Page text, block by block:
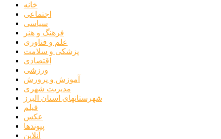
خانه
اجتماعی
سیاسی
فرهنگ و هنر
علم و فناوری
پزشکی و سلامت
اقتصادی
ورزشی
آموزش و پرورش
مدیریت شهری
شهرستانهای استان البرز
فیلم
عکس
پیوندها
آنلاین